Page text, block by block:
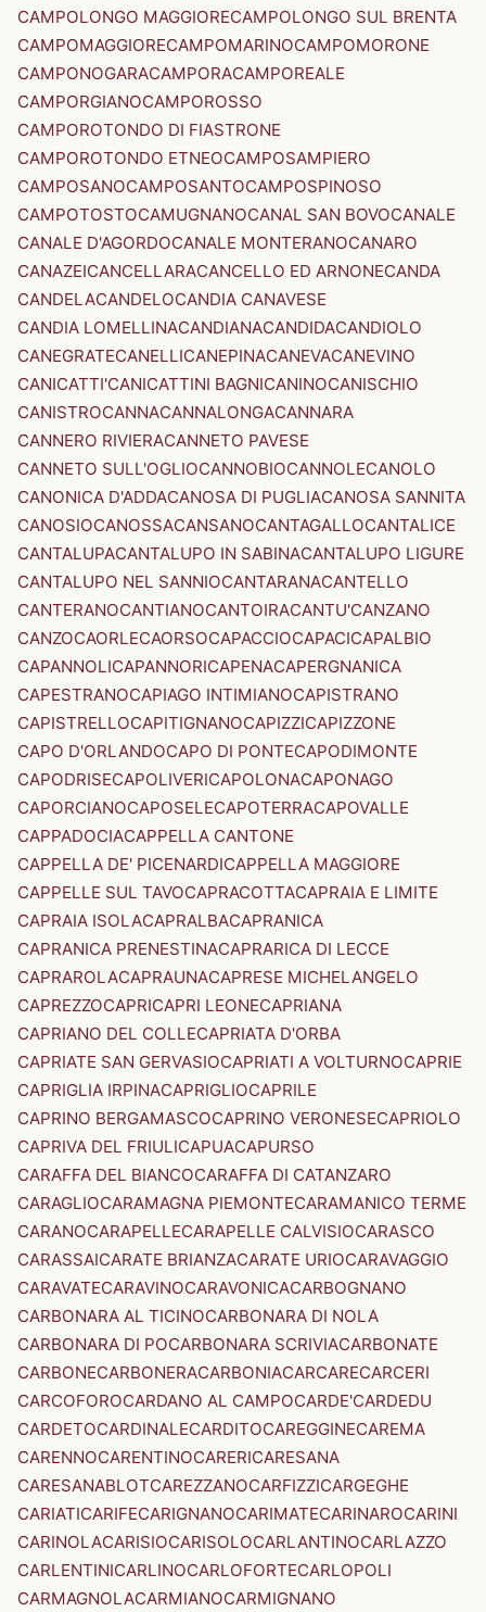
CAMPOLONGO MAGGIORECAMPOLONGO SUL BRENTA
CAMPOMAGGIORECAMPOMARINOCAMPOMORONE
CAMPONOGARACAMPORACAMPOREALE
CAMPORGIANOCAMPOROSSO
CAMPOROTONDO DI FIASTRONE
CAMPOROTONDO ETNEOCAMPOSAMPIERO
CAMPOSANOCAMPOSANTOCAMPOSPINOSO
CAMPOTOSTOCAMUGNANOCANAL SAN BOVOCANALE
CANALE D'AGORDOCANALE MONTERANOCANARO
CANAZEICANCELLARACANCELLO ED ARNONECANDA
CANDELACANDELOCANDIA CANAVESE
CANDIA LOMELLINACANDIANACANDIDACANDIOLO
CANEGRATECANELLICANEPINACANEVACANEVINO
CANICATTI'CANICATTINI BAGNICANINOCANISCHIO
CANISTROCANNACANNALONGACANNARA
CANNERO RIVIERACANNETO PAVESE
CANNETO SULL'OGLIOCANNOBIOCANNOLECANOLO
CANONICA D'ADDACANOSA DI PUGLIACANOSA SANNITA
CANOSIOCANOSSACANSANOCANTAGALLOCANTALICE
CANTALUPACANTALUPO IN SABINACANTALUPO LIGURE
CANTALUPO NEL SANNIOCANTARANACANTELLO
CANTERANOCANTIANOCANTOIRACANTU'CANZANO
CANZOCAORLECAORSOCAPACCIOCAPACICAPALBIO
CAPANNOLICAPANNORICAPENACAPERGNANICA
CAPESTRANOCAPIAGO INTIMIANOCAPISTRANO
CAPISTRELLOCAPITIGNANOCAPIZZICAPIZZONE
CAPO D'ORLANDOCAPO DI PONTECAPODIMONTE
CAPODRISECAPOLIVERICAPOLONACAPONAGO
CAPORCIANOCAPOSELECAPOTERRACAPOVALLE
CAPPADOCIACAPPELLA CANTONE
CAPPELLA DE' PICENARDICAPPELLA MAGGIORE
CAPPELLE SUL TAVOCAPRACOTTACAPRAIA E LIMITE
CAPRAIA ISOLACAPRALBACAPRANICA
CAPRANICA PRENESTINACAPRARICA DI LECCE
CAPRAROLACAPRAUNACAPRESE MICHELANGELO
CAPREZZOCAPRICAPRI LEONECAPRIANA
CAPRIANO DEL COLLECAPRIATA D'ORBA
CAPRIATE SAN GERVASIOCAPRIATI A VOLTURNOCAPRIE
CAPRIGLIA IRPINACAPRIGLIOCAPRILE
CAPRINO BERGAMASCOCAPRINO VERONESECAPRIOLO
CAPRIVA DEL FRIULICAPUACAPURSO
CARAFFA DEL BIANCOCARAFFA DI CATANZARO
CARAGLIOCARAMAGNA PIEMONTECARAMANICO TERME
CARANOCARAPELLECARAPELLE CALVISIOCARASCO
CARASSAICARATE BRIANZACARATE URIOCARAVAGGIO
CARAVATECARAVINOCARAVONICACARBOGNANO
CARBONARA AL TICINOCARBONARA DI NOLA
CARBONARA DI POCARBONARA SCRIVIACARBONATE
CARBONECARBONERACARBONIACARCARECARCERI
CARCOFOROCARDANO AL CAMPOCARDE'CARDEDU
CARDETOCARDINALECARDITOCAREGGINECAREMA
CARENNOCARENTINOCARERICARESANA
CARESANABLOTCAREZZANOCARFIZZICARGEGHE
CARIATICARIFECARIGNANOCARIMATECARINAROCARINI
CARINOLACARISIOCARISOLOCARLANTINOCARLAZZO
CARLENTINICARLINOCARLOFORTECARLOPOLI
CARMAGNOLACARMIANOCARMIGNANO